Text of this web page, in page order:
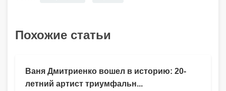
Похожие статьи
Ваня Дмитриенко вошел в историю: 20-
летний артист триумфальн...